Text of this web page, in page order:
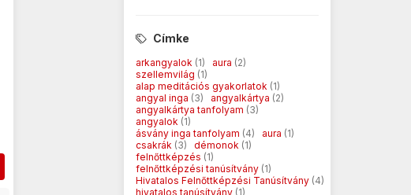
Címke
arkangyalok (1) aura (2)
szellemvilág (1)
alap meditációs gyakorlatok (1)
angyal inga (3) angyalkártya (2)
angyalkártya tanfolyam (3)
angyalok (1)
ásvány inga tanfolyam (4) aura (1)
csakrák (3) démonok (1)
felnőttképzés (1)
felnőttképzési tanúsítvány (1)
Hivatalos Felnőttképzési Tanúsítvány (4)
hivatalos tanúsítvány (1)